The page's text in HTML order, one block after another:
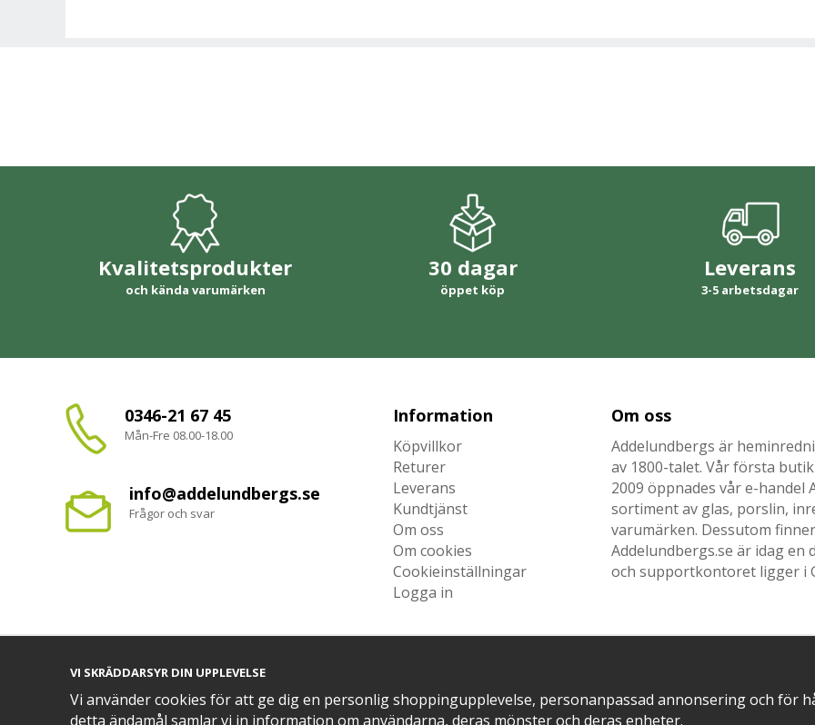
Kvalitetsprodukter
och kända varumärken
30 dagar
öppet köp
Leverans
3-5 arbetsdagar
0346-21 67 45
Mån-Fre 08.00-18.00
info@addelundbergs.se
Frågor och svar
Information
Köpvillkor
Returer
Leverans
Kundtjänst
Om oss
Om cookies
Cookieinställningar
Logga in
Om oss
Addelundbergs är
av 1800-talet. Vår första
2009 öppnades vår e-
sortiment av glas, porslin,
varumärken. Dessutom
Addelundbergs.se är idag en
och supportkontoret ligger i
VI SKRÄDDARSYR DIN UPPLEVELSE
Vi använder cookies för att ge dig en personlig shoppingupplevelse, personanpassad annonsering och för
detta ändamål samlar vi in information om användarna, deras mönster och deras enheter.